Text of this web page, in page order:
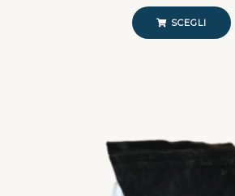
SCEGLI